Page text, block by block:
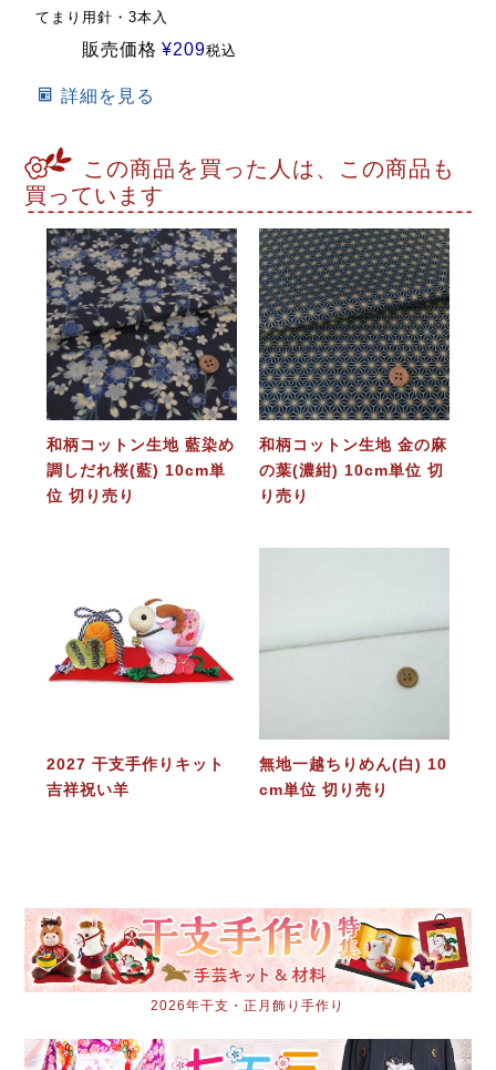
てまり用針・3本入
販売価格 ¥209税込
詳細を見る
この商品を買った人は、この商品も
買っています
和柄コットン生地 藍染め
調しだれ桜(藍) 10cm単
位 切り売り
和柄コットン生地 金の麻
の葉(濃紺) 10cm単位 切
り売り
2027 干支手作りキット
吉祥祝い羊
無地一越ちりめん(白) 10
cm単位 切り売り
2026年干支・正月飾り手作り